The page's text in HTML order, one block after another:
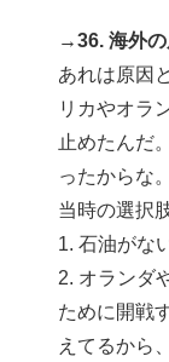
→36. 海外
あれは原因
リカやオラ
止めたんだ
ったからな。
当時の選択
1. 石油がな
2. オランダ
ために開戦
えてるから